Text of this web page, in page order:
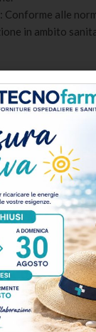
: Conforme alle
in ambito
della
Per la gestione del
e piercing.